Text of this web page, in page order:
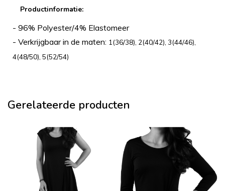
Productinformatie:
- 96% Polyester/4% Elastomeer
- Verkrijgbaar in de maten: 1(36/38), 2(40/42), 3(44/46),
4(48/50), 5(52/54)
Gerelateerde producten